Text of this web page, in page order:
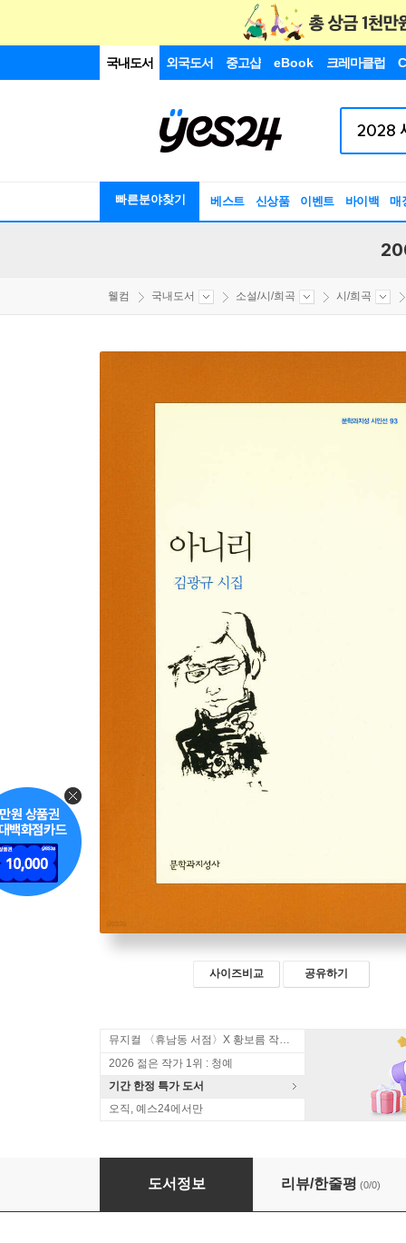
국내도서 외국도서 중고샵 eBook 크레마클럽
빠른분야찾기 베스트 신상품 이벤트 바이백 매
웰컴 국내도서 소설/시/희곡 시/희곡
사이즈비교 공유하기
뮤지컬 〈휴남동 서점〉X 황보름 작가 북토크
2026 젊은 작가 1위 : 청예
기간 한정 특가 도서
오직, 예스24에서만
도서정보 리뷰/한줄평 (0/0)